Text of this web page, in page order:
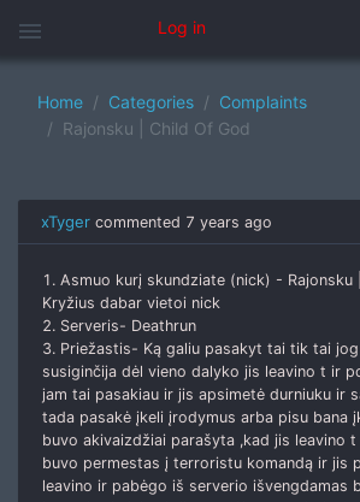
menu Log in
Home Categories
Complaints
Rajonsku | Child Of God
xTyger commented 7 years ago
1. Asmuo kurį skundziate (nick) - Rajonsku
Kryžius dabar vietoi nick
2. Serveris- Deathrun
3. Priežastis- Ką galiu pasakyt tai tik tai
susiginčija dėl vieno dalyko jis leavino t ir
jam tai pasakiau ir jis apsimetė durniuku ir
tada pasakė įkeli įrodymus arba pisu bana
buvo akivaizdžiai parašyta ,kad jis leavino
buvo permestas į terroristu komandą ir jis
leavino ir pabėgo iš serverio išvengdamas